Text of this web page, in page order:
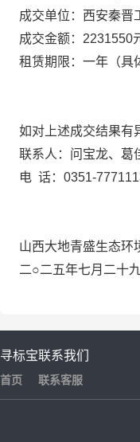
成交单位：西安秦晋
成交金额：2231550
租赁期限：一年（具
如对上述成交结果有
联系人：问宝龙、葛
电 话：0351-
山西大地青盛生态环
二○二五年七月二十
寻标宝
首页
联系我们
联系客服